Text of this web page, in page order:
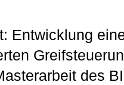
Entwicklung
des